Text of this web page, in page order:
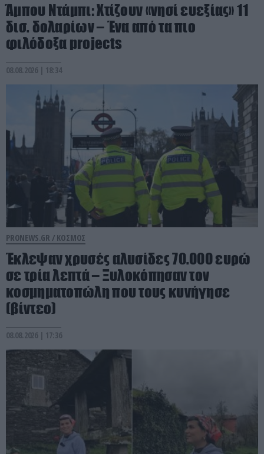
Άμπου Ντάμπι: Χτίζουν «νησί ευεξίας» 11
δισ. δολαρίων – Ένα από τα πιο
φιλόδοξα projects
08.08.2026 | 18:34
PRONEWS.GR / ΚΟΣΜΟΣ
Έκλεψαν χρυσές αλυσίδες 70.000 ευρώ
σε τρία λεπτά – Ξυλοκόπησαν τον
κοσμηματοπώλη που τους κυνήγησε
(βίντεο)
08.08.2026 | 17:36